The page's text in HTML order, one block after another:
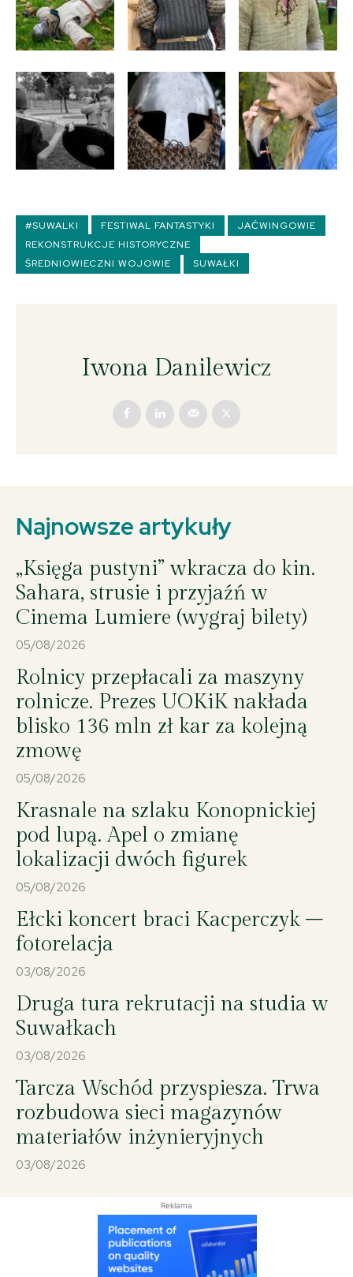
#SUWALKI FESTIWAL FANTASTYKI
JAĆWINGOWIE
REKONSTRUKCJE HISTORYCZNE
ŚREDNIOWIECZNI WOJOWIE
SUWAŁKI
Iwona Danilewicz
Najnowsze artykuły
„Księga pustyni” wkracza do kin.
Sahara, strusie i przyjaźń w
Cinema Lumiere (wygraj bilety)
05/08/2026
Rolnicy przepłacali za maszyny
rolnicze. Prezes UOKiK nakłada
blisko 136 mln zł kar za kolejną
zmowę
05/08/2026
Krasnale na szlaku Konopnickiej
pod lupą. Apel o zmianę
lokalizacji dwóch figurek
05/08/2026
Ełcki koncert braci Kacperczyk –
fotorelacja
03/08/2026
Druga tura rekrutacji na studia w
Suwałkach
03/08/2026
Tarcza Wschód przyspiesza. Trwa
rozbudowa sieci magazynów
materiałów inżynieryjnych
03/08/2026
Reklama